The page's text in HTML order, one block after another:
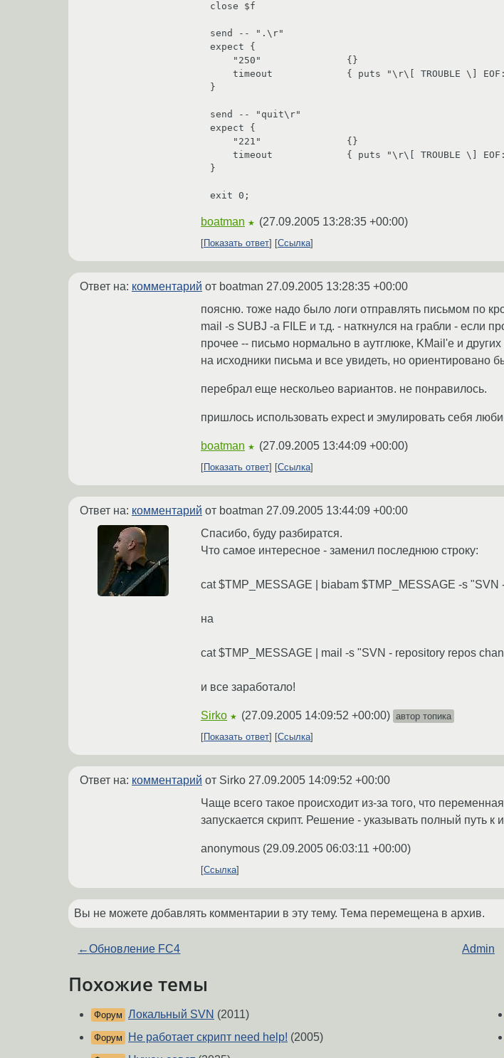
close $f
send -- ".\r"
expect {
}
send -- "quit\r"
expect {
}
boatman ★ (27.09.2005 13:28:35 +00:00)
Показать ответ Ссылка
Ответ на: комментарий от boatman 27.09.2005 13:28:35 +00:00
поясню. тоже надо было логи отправлять письмом по
mail -s SUBJ -a FILE и т.д. - наткнулся на грабли - если
прочее -- письмо нормально в аутглюке, KMail'e и
на исходники письма и все увидеть, но ориентировано
перебрал еще нескольео вариантов. не понравилось.
пришлось использовать expect и эмулировать себя
boatman ★ (27.09.2005 13:44:09 +00:00)
Показать ответ Ссылка
Ответ на: комментарий от boatman 27.09.2005 13:44:09 +00:00
Спасибо, буду разбиратся.
Что самое интересное - заменил последнюю строку:
cat $TMP_MESSAGE | biabam $TMP_MESSAGE -s
на
cat $TMP_MESSAGE | mail -s "SVN - repository repos
и все заработало!
Sirko ★ (27.09.2005 14:09:52 +00:00) автор топика
Показать ответ
Ссылка
Ответ на: комментарий от Sirko 27.09.2005 14:09:52 +00:00
Чаще всего такое происходит из-за того, что
запускается скрипт. Решение - указывать полный путь
anonymous (29.09.2005 06:03:11 +00:00)
Ссылка
Вы не можете добавлять комментарии в эту тему. Тема перемещена в архив.
←Обновление FC4 Admin
Похожие темы
Форум Локальный SVN (2011)
Форум Не работает скрипт need help! (2005)